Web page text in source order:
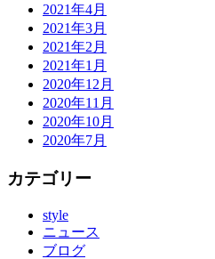
2021年4月
2021年3月
2021年2月
2021年1月
2020年12月
2020年11月
2020年10月
2020年7月
カテゴリー
style
ニュース
ブログ